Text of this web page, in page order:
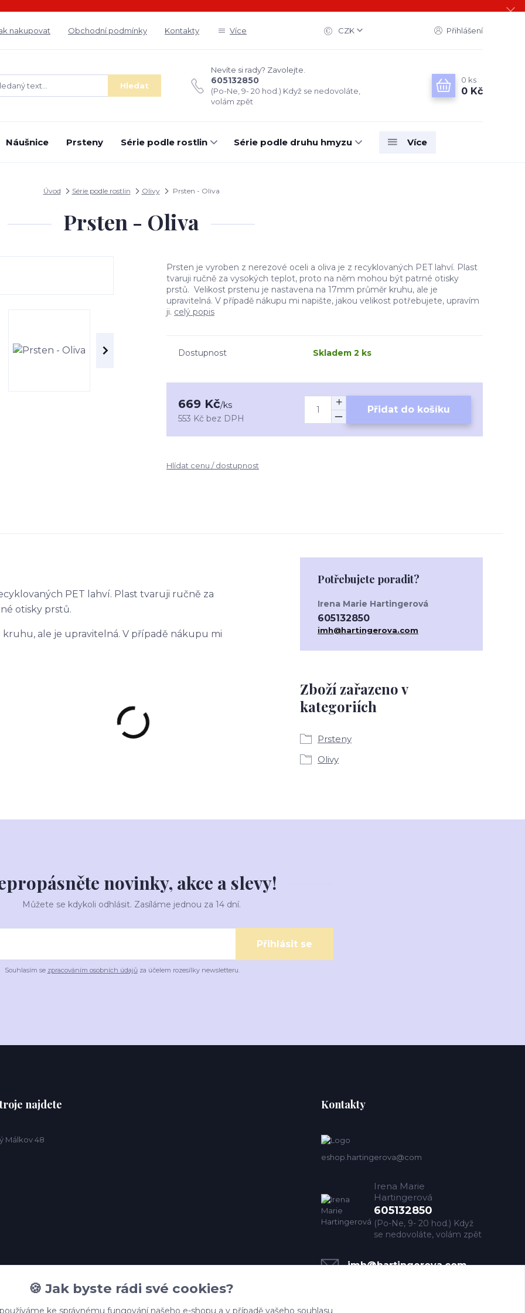
nakupovat Obchodní podmínky Kontakty Více CZK Přihlášení
Hledat
Nevíte si rady? Zavolejte.
605132850
(Po-Ne, 9- 20 hod.) Když se nedovoláte,
volám zpět
0 ks
0 Kč
Náušnice Prsteny Série podle rostlin Série podle druhu hmyzu Více
Úvod Série podle rostlin Olivy Prsten - Oliva
Prsten - Oliva
Prsten je vyroben z nerezové oceli a oliva je z recyklovaných PET lahví. Plast
tvaruji ručně za vysokých teplot, proto na něm mohou být patrné otisky
prstů. Velikost prstenu je nastavena na 17mm průměr kruhu, ale je
upravitelná. V případě nákupu mi napište, jakou velikost potřebujete, upravím
ji. celý popis
Dostupnost Skladem 2 ks
669 Kč/ks
553 Kč bez DPH
Přidat do košíku
Hlídat cenu / dostupnost
PET lahví. Plast tvaruji ručně za
otisky prstů.
ale je upravitelná. V případě nákupu mi
Zboží zařazeno v
kategoriích
Prsteny
Olivy
Potřebujete poradit?
Irena Marie Hartingerová
605132850
imh@hartingerova.com
novinky, akce a slevy!
Můžete se kdykoli odhlásit. Zasíláme jednou za 14 dní.
Přihlásit se
Souhlasím se zpracováním osobních údajůza účelem rozesílky newsletteru.
najdete
Málkov 48
Kontakty
eshop.hartingerova@com
Irena Marie
Hartingerová
605132850
(Po-Ne, 9- 20 hod.) Když
se nedovoláte, volám zpět
imh@hartingerova.com
🍪 Jak byste rádi své cookies?
ke správnému fungování našeho e-shopu a v případě vašeho souhlasu